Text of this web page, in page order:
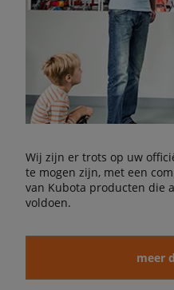
Wij zijn er trots op uw
te mogen zijn, met een
van Kubota producten die
voldoen.
meer